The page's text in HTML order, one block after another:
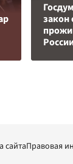
закон
сайтаПравовая